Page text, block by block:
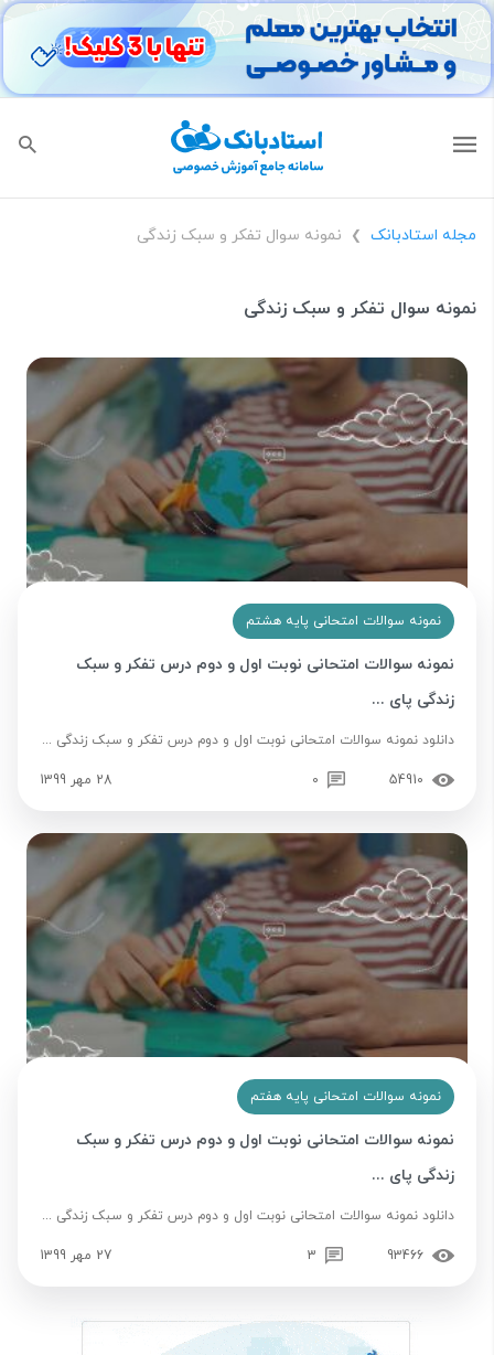
مجله استادبانک ❯ نمونه سوال تفکر و سبک زندگی
نمونه سوال تفکر و سبک زندگی
نمونه سوالات امتحانی پایه هشتم
نمونه سوالات امتحانی نوبت اول و دوم درس تفکر و سبک
زندگی پای ...
دانلود نمونه سوالات امتحانی نوبت اول و دوم درس تفکر و سبک زندگی ...
54910
0 28 مهر 1399
نمونه سوالات امتحانی پایه هفتم
نمونه سوالات امتحانی نوبت اول و دوم درس تفکر و سبک
زندگی پای ...
دانلود نمونه سوالات امتحانی نوبت اول و دوم درس تفکر و سبک زندگی ...
93466
3 27 مهر 1399